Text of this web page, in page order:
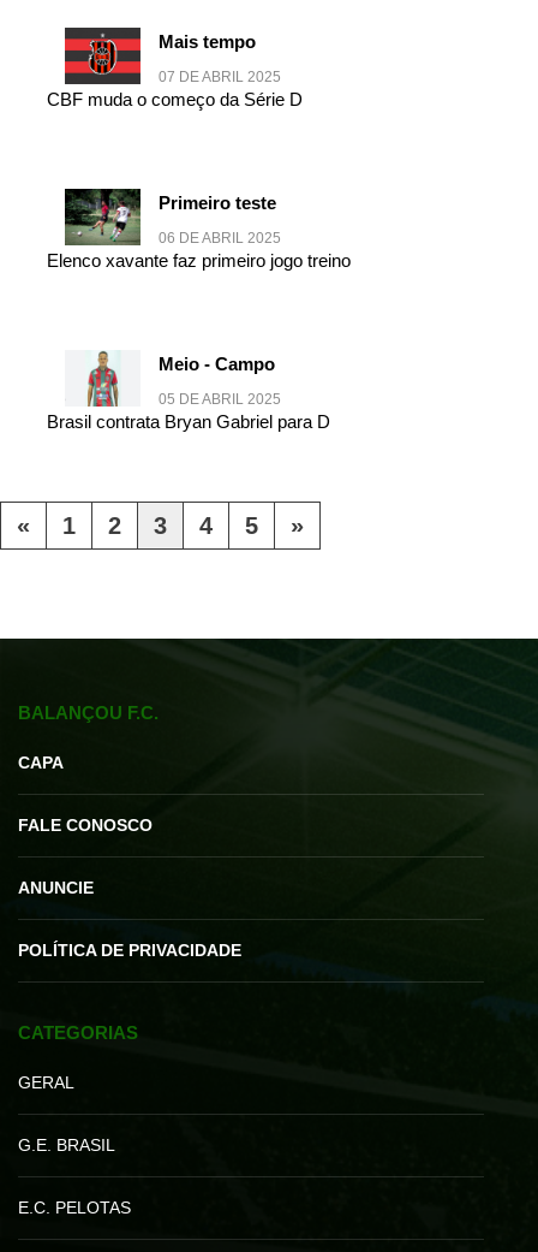
Mais tempo
07 DE ABRIL 2025
CBF muda o começo da Série D
Primeiro teste
06 DE ABRIL 2025
Elenco xavante faz primeiro jogo treino
Meio - Campo
05 DE ABRIL 2025
Brasil contrata Bryan Gabriel para D
« 1 2 3 4 5 »
BALANÇOU F.C.
CAPA
FALE CONOSCO
ANUNCIE
POLÍTICA DE PRIVACIDADE
CATEGORIAS
GERAL
G.E. BRASIL
E.C. PELOTAS